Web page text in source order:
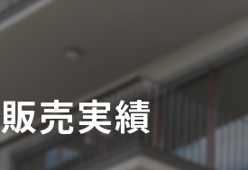
よくある質問
戸建て
管理
相談
販売実績